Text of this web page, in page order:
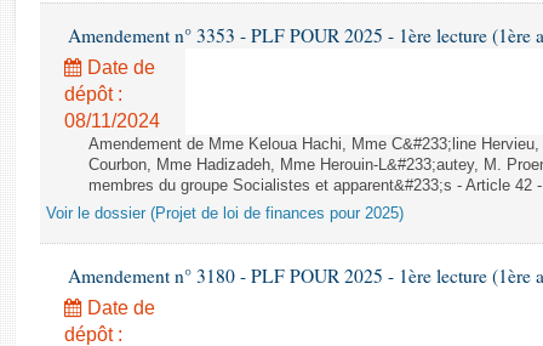
Baromètre de l’application des lois
Dossiers législatifs
Budget et sécurité sociale
Questions écrites et orales
Comptes rendus des débats
Amendement n° 3353 - PLF POUR 2025 - 1ère lecture (1ère
Date de
dépôt :
08/11/2024
Amendement de Mme Keloua Hachi, Mme C&#233;line
Courbon, Mme Hadizadeh, Mme Herouin-L&#233;autey, M.
membres du groupe Socialistes et apparent&#233;s - Article 42
Voir le dossier (Projet de loi de finances pour 2025)
Amendement n° 3180 - PLF POUR 2025 - 1ère lecture (1ère
Date de
dépôt :